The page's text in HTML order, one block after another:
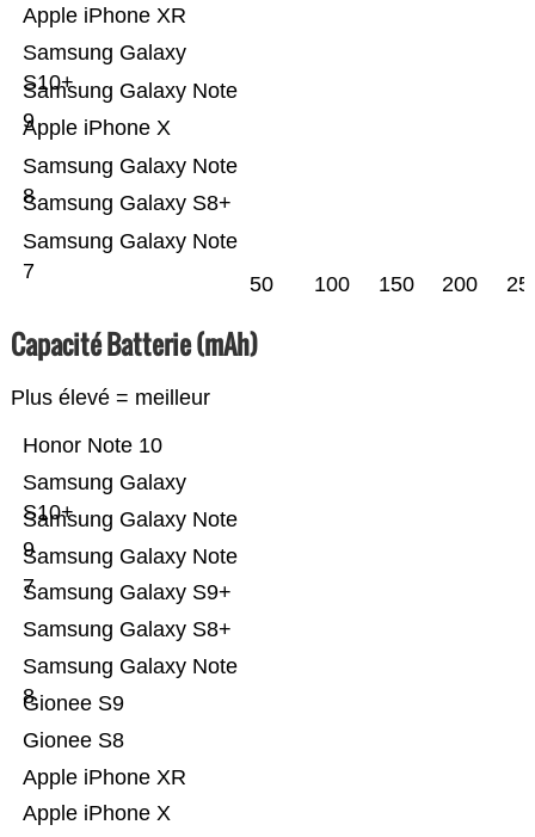
Samsung Galaxy Note
7
Samsung Galaxy S8+
Samsung Galaxy Note
8
Apple iPhone X
Samsung Galaxy Note
9
Samsung Galaxy
S10+
Apple iPhone XR
50 100 150 200
Capacité Batterie (mAh)
Plus élevé = meilleur
Apple iPhone X
Apple iPhone XR
Gionee S8
Gionee S9
Samsung Galaxy Note
8
Samsung Galaxy S8+
Samsung Galaxy S9+
Samsung Galaxy Note
7
Samsung Galaxy Note
9
Samsung Galaxy
S10+
Honor Note 10